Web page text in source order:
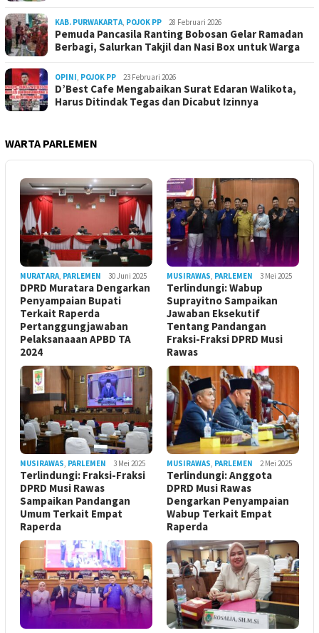
KAB. PURWAKARTA, POJOK PP 28 Februari 2026
Pemuda Pancasila Ranting Bobosan Gelar Ramadan
Berbagi, Salurkan Takjil dan Nasi Box untuk Warga
OPINI, POJOK PP 23 Februari 2026
D’Best Cafe Mengabaikan Surat Edaran Walikota,
Harus Ditindak Tegas dan Dicabut Izinnya
WARTA PARLEMEN
MURATARA, PARLEMEN 30 Juni 2025
DPRD Muratara Dengarkan
Penyampaian Bupati
Terkait Raperda
Pertanggungjawaban
Pelaksanaaan APBD TA
2024
MUSIRAWAS, PARLEMEN 3 Mei 2025
Terlindungi: Wabup
Suprayitno Sampaikan
Jawaban Eksekutif
Tentang Pandangan
Fraksi-Fraksi DPRD Musi
Rawas
MUSIRAWAS, PARLEMEN 3 Mei 2025
Terlindungi: Fraksi-Fraksi
DPRD Musi Rawas
Sampaikan Pandangan
Umum Terkait Empat
Raperda
MUSIRAWAS, PARLEMEN 2 Mei 2025
Terlindungi: Anggota
DPRD Musi Rawas
Dengarkan Penyampaian
Wabup Terkait Empat
Raperda